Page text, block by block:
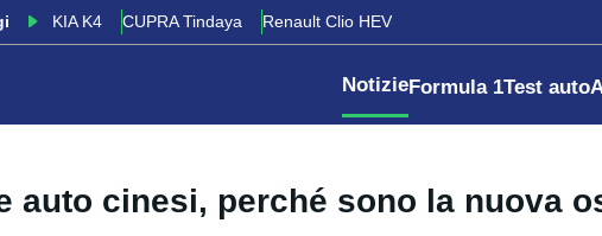
KIA K4 CUPRA Tindaya Renault Clio HEV
NotizieFormula 1Test auto
auto cinesi, perché sono la nuova